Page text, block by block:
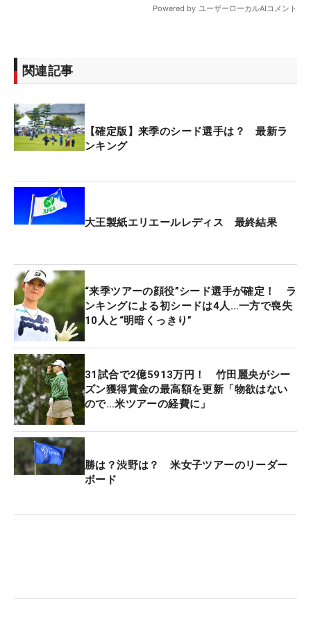
関連記事
【確定版】来季のシード選手は？ 最新ラ
ンキング
大王製紙エリエールレディス 最終結果
“来季ツアーの顔役”シード選手が確定！ ラ
ンキングによる初シードは4人…一方で喪失
10人と“明暗くっきり”
31試合で2億5913万円！ 竹田麗央がシー
ズン獲得賞金の最高額を更新「物欲はない
ので…米ツアーの経費に」
勝は？渋野は？ 米女子ツアーのリーダー
ボード